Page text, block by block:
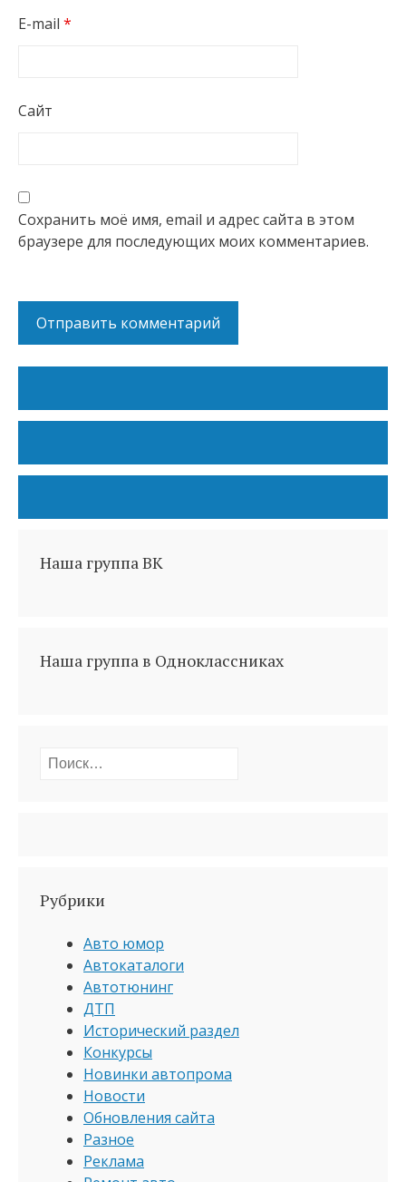
E-mail *
Сайт
Сохранить моё имя, email и адрес сайта в этом
браузере для последующих моих комментариев.
Наша группа ВК
Наша группа в Одноклассниках
Найти:
Рубрики
Авто юмор
Автокаталоги
Автотюнинг
ДТП
Исторический раздел
Конкурсы
Новинки автопрома
Новости
Обновления сайта
Разное
Реклама